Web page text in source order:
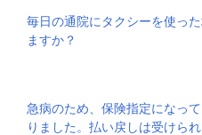
毎日の通院にタクシーを使っ
ますか？
急病のため、保険指定になっ
りました。払い戻しは受けら